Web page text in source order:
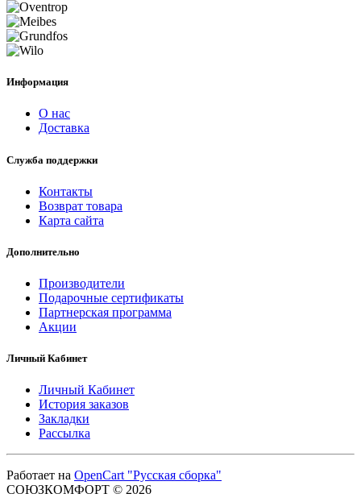
Информация
О нас
Доставка
Служба поддержки
Контакты
Возврат товара
Карта сайта
Дополнительно
Производители
Подарочные сертификаты
Партнерская программа
Акции
Личный Кабинет
Личный Кабинет
История заказов
Закладки
Рассылка
Работает на OpenCart "Русская сборка"
СОЮЗКОМФОРТ © 2026